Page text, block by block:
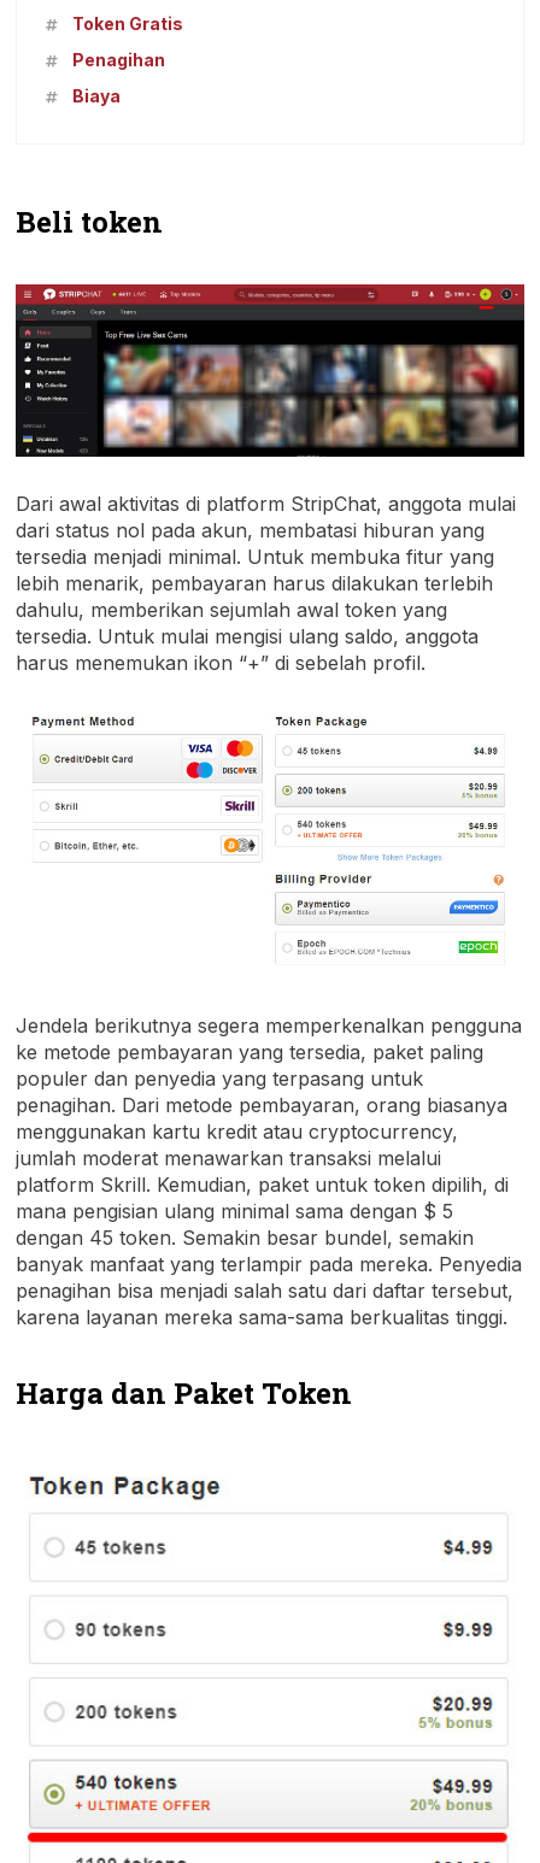
Token Gratis
Penagihan
Biaya
Beli token
Dari awal aktivitas di platform StripChat, anggota mulai
dari status nol pada akun, membatasi hiburan yang
tersedia menjadi minimal. Untuk membuka fitur yang
lebih menarik, pembayaran harus dilakukan terlebih
dahulu, memberikan sejumlah awal token yang
tersedia. Untuk mulai mengisi ulang saldo, anggota
harus menemukan ikon “+” di sebelah profil.
Jendela berikutnya segera memperkenalkan pengguna
ke metode pembayaran yang tersedia, paket paling
populer dan penyedia yang terpasang untuk
penagihan. Dari metode pembayaran, orang biasanya
menggunakan kartu kredit atau cryptocurrency,
jumlah moderat menawarkan transaksi melalui
platform Skrill. Kemudian, paket untuk token dipilih, di
mana pengisian ulang minimal sama dengan $ 5
dengan 45 token. Semakin besar bundel, semakin
banyak manfaat yang terlampir pada mereka. Penyedia
penagihan bisa menjadi salah satu dari daftar tersebut,
karena layanan mereka sama-sama berkualitas tinggi.
Harga dan Paket Token